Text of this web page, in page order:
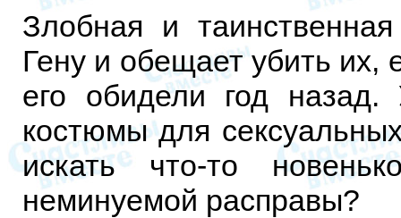
Злобная и
Гену и обещает убить их,
его обидели год
костюмы для
искать что-то
неминуемой расправы?